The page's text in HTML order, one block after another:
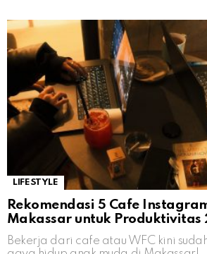
LIFESTYLE
Rekomendasi 5 Cafe
Makassar untuk Produktivitas
Bekerja dari cafe atau WFC kini